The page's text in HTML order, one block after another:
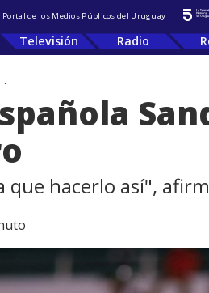
Portal de los Medios Públicos del Uruguay
Televisión Radio
.
que hacerlo así",